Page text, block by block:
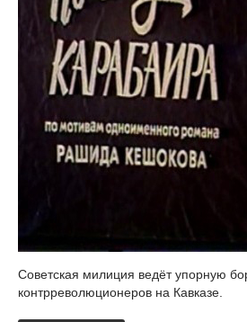
Советская милиция ведёт упорную
контрреволюционеров на Кавказе.